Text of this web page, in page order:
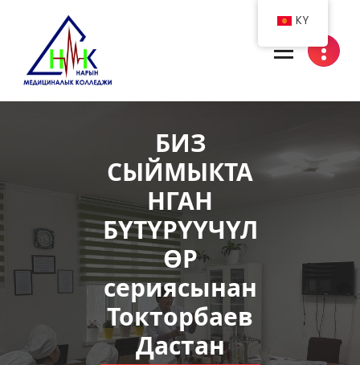
content
БИЗ
СЫЙМЫКТА
НГАН
БҮТҮРҮҮЧҮЛ
ӨР
сериясынан
Токторбаев
Дастан
KY